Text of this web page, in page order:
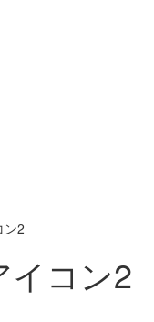
ン2
イコン2